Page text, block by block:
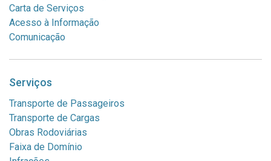
Carta de Serviços
Acesso à Informação
Comunicação
Serviços
Transporte de Passageiros
Transporte de Cargas
Obras Rodoviárias
Faixa de Domínio